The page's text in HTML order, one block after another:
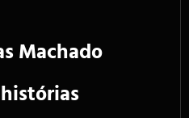
Machado